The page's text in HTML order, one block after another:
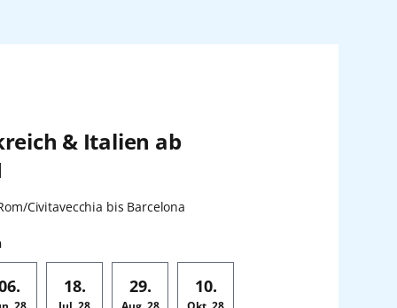
& Italien ab
Civitavecchia bis Barcelona
18. 29. 10.